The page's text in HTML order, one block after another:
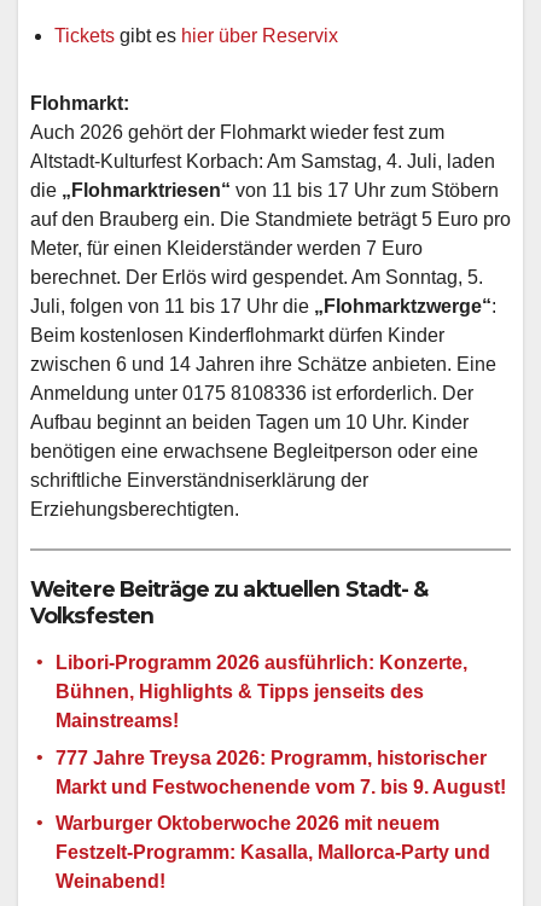
Tickets gibt es hier über Reservix
Flohmarkt:
Auch 2026 gehört der Flohmarkt wieder fest zum
Altstadt-Kulturfest Korbach: Am Samstag, 4. Juli, laden
die „Flohmarktriesen“ von 11 bis 17 Uhr zum Stöbern
auf den Brauberg ein. Die Standmiete beträgt 5 Euro pro
Meter, für einen Kleiderständer werden 7 Euro
berechnet. Der Erlös wird gespendet. Am Sonntag, 5.
Juli, folgen von 11 bis 17 Uhr die „Flohmarktzwerge“:
Beim kostenlosen Kinderflohmarkt dürfen Kinder
zwischen 6 und 14 Jahren ihre Schätze anbieten. Eine
Anmeldung unter 0175 8108336 ist erforderlich. Der
Aufbau beginnt an beiden Tagen um 10 Uhr. Kinder
benötigen eine erwachsene Begleitperson oder eine
schriftliche Einverständniserklärung der
Erziehungsberechtigten.
Weitere Beiträge zu aktuellen Stadt- &
Volksfesten
Libori-Programm 2026 ausführlich: Konzerte,
Bühnen, Highlights & Tipps jenseits des
Mainstreams!
777 Jahre Treysa 2026: Programm, historischer
Markt und Festwochenende vom 7. bis 9. August!
Warburger Oktoberwoche 2026 mit neuem
Festzelt-Programm: Kasalla, Mallorca-Party und
Weinabend!